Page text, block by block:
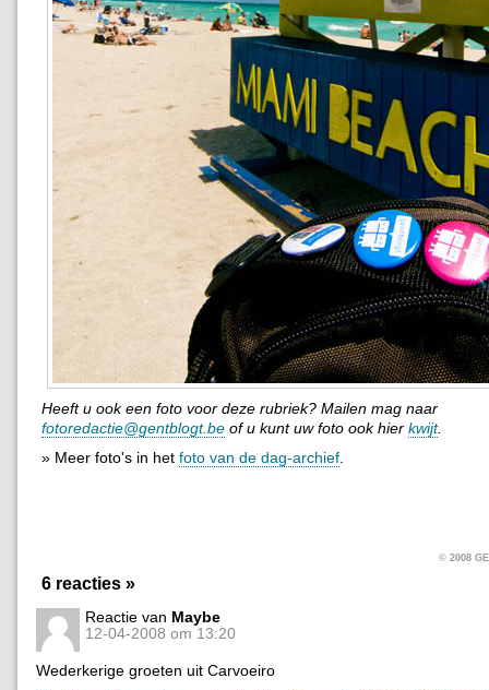
Heeft u ook een foto voor deze rubriek? Mailen mag naar
fotoredactie@gentblogt.be of u kunt uw foto ook hier kwijt.
» Meer foto's in het foto van de dag-archief
© 2008
6 reacties »
Reactie van Maybe
12-04-2008 om 13:20
Wederkerige groeten uit Carvoeiro